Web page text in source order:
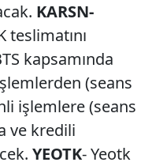
KARSN-
teslimatını
kapsamında
(seans
işlemlere (seans
ve kredili
YEOTK- Yeotk